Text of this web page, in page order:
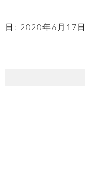
日: 2020年6月17日